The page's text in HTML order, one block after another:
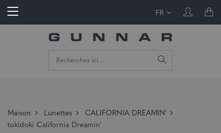
FR
Maison Lunettes
CALIFORNIA DREAMIN'
tokidoki California Dreamin'